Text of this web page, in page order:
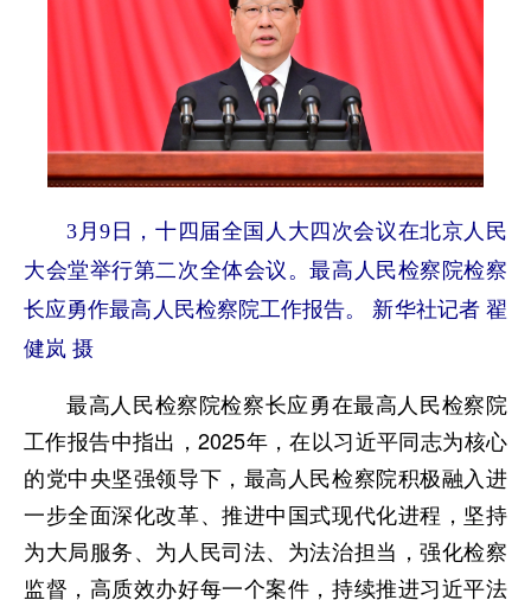
3月9日，十四届全国人大四次会议在北京人民
大会堂举行第二次全体会议。最高人民检察院检察
长应勇作最高人民检察院工作报告。 新华社记者 翟
健岚 摄
最高人民检察院检察长应勇在最高人民检察院
工作报告中指出，2025年，在以习近平同志为核心
的党中央坚强领导下，最高人民检察院积极融入进
一步全面深化改革、推进中国式现代化进程，坚持
为大局服务、为人民司法、为法治担当，强化检察
监督，高质效办好每一个案件，持续推进习近平法